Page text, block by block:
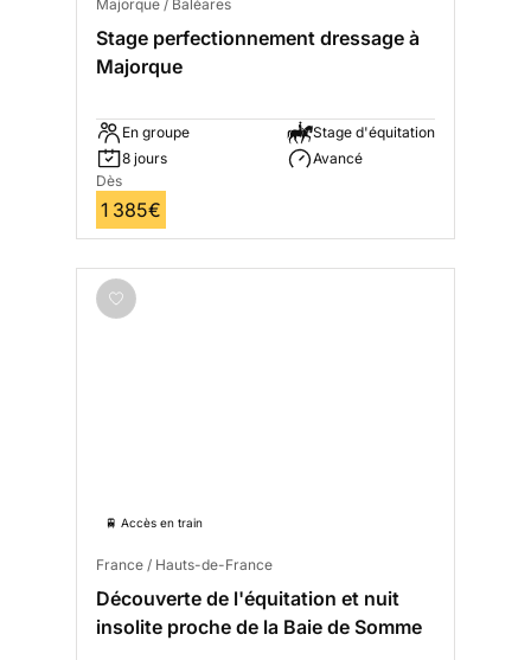
Majorque / Baléares
Stage perfectionnement dressage à
Majorque
En groupe
8 jours
Stage d'équitation
Avancé
Dès
1 385€
🚆 Accès en train
France / Hauts-de-France
Découverte de l'équitation et nuit
insolite proche de la Baie de Somme